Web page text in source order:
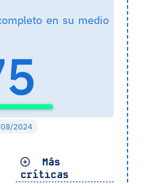
en su medio
2024
Más
críticas